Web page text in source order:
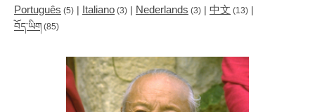
Português (5) | Italiano (3) | Nederlands (3) | 中文 (13) |
བོད་ཡིག (85)